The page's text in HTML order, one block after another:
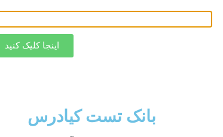
بانک تست کیادرس
اینجا کلیک کنید